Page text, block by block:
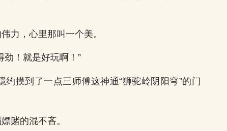
力，心里那叫一个美。
！就是好玩啊！”
摸到了一点三师傅这神通“狮驼岭阴阳穹”的门
赌的混不吝。